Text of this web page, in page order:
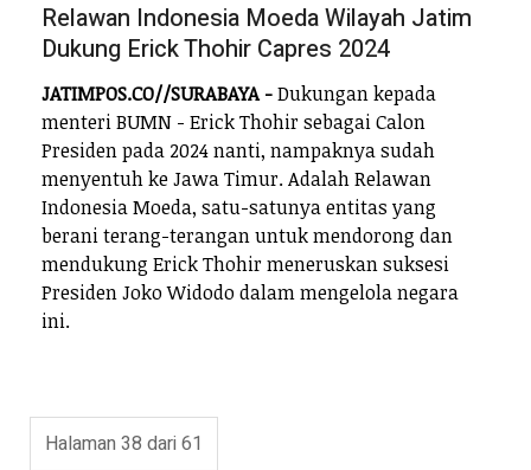
Relawan Indonesia Moeda Wilayah Jatim
Dukung Erick Thohir Capres 2024
JATIMPOS.CO//SURABAYA -Dukungan kepada
menteri BUMN - Erick Thohir sebagai Calon
Presiden pada 2024 nanti, nampaknya sudah
menyentuh ke Jawa Timur. Adalah Relawan
Indonesia Moeda, satu-satunya entitas yang
berani terang-terangan untuk mendorong dan
mendukung Erick Thohir meneruskan suksesi
Presiden Joko Widodo dalam mengelola negara
ini.
Halaman 38 dari 61